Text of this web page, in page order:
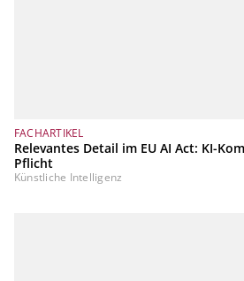
FACHARTIKEL
Relevantes Detail im EU AI Act: KI-
Pflicht
Künstliche Intelligenz